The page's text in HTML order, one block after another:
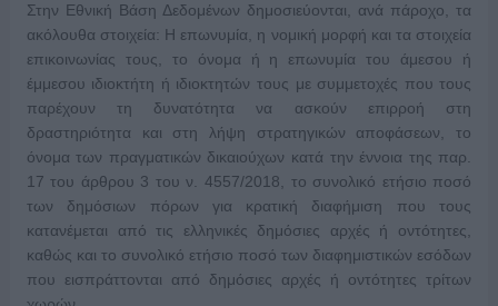
Στην Εθνική Βάση Δεδομένων δημοσιεύονται, ανά πάροχο, τα
ακόλουθα στοιχεία: Η επωνυμία, η νομική μορφή και τα στοιχεία
επικοινωνίας τους, το όνομα ή η επωνυμία του άμεσου ή
έμμεσου ιδιοκτήτη ή ιδιοκτητών τους με συμμετοχές που τους
παρέχουν τη δυνατότητα να ασκούν επιρροή στη
δραστηριότητα και στη λήψη στρατηγικών αποφάσεων, το
όνομα των πραγματικών δικαιούχων κατά την έννοια της παρ.
17 του άρθρου 3 του ν. 4557/2018, το συνολικό ετήσιο ποσό
των δημόσιων πόρων για κρατική διαφήμιση που τους
κατανέμεται από τις ελληνικές δημόσιες αρχές ή οντότητες,
καθώς και το συνολικό ετήσιο ποσό των διαφημιστικών εσόδων
που εισπράττονται από δημόσιες αρχές ή οντότητες τρίτων